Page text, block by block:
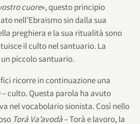
cuore», questo principio
nell’Ebraismo sin dalla sua
preghiera e la sua ritualità sono
il culto nel santuario. La
piccolo santuario.
ricorre in continuazione una
– culto. Questa parola ha avuto
nel vocabolario sionista. Così nello
Torà Va’avodà– Torà e lavoro, la